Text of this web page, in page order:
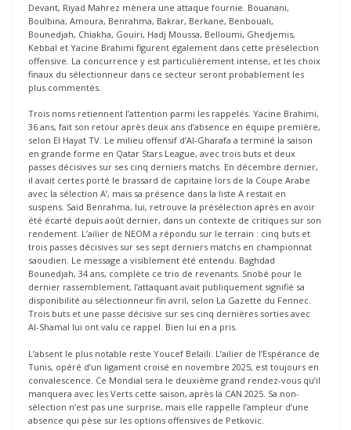
Devant, Riyad Mahrez mènera une attaque fournie. Bouanani,
Boulbina, Amoura, Benrahma, Bakrar, Berkane, Benbouali,
Bounedjah, Chiakha, Gouiri, Hadj Moussa, Belloumi, Ghedjemis,
Kebbal et Yacine Brahimi figurent également dans cette présélection
offensive. La concurrence y est particulièrement intense, et les choix
finaux du sélectionneur dans ce secteur seront probablement les
plus commentés.
Trois noms retiennent l’attention parmi les rappelés. Yacine Brahimi,
36 ans, fait son retour après deux ans d’absence en équipe première,
selon El Hayat TV. Le milieu offensif d’Al-Gharafa a terminé la saison
en grande forme en Qatar Stars League, avec trois buts et deux
passes décisives sur ses cinq derniers matchs. En décembre dernier,
il avait certes porté le brassard de capitaine lors de la Coupe Arabe
avec la sélection A’, mais sa présence dans la liste A restait en
suspens. Saïd Benrahma, lui, retrouve la présélection après en avoir
été écarté depuis août dernier, dans un contexte de critiques sur son
rendement. L’ailier de NEOM a répondu sur le terrain : cinq buts et
trois passes décisives sur ses sept derniers matchs en championnat
saoudien. Le message a visiblement été entendu. Baghdad
Bounedjah, 34 ans, complète ce trio de revenants. Snobé pour le
dernier rassemblement, l’attaquant avait publiquement signifié sa
disponibilité au sélectionneur fin avril, selon La Gazette du Fennec.
Trois buts et une passe décisive sur ses cinq dernières sorties avec
Al-Shamal lui ont valu ce rappel. Bien lui en a pris.
L’absent le plus notable reste Youcef Belaïli. L’ailier de l’Espérance de
Tunis, opéré d’un ligament croisé en novembre 2025, est toujours en
convalescence. Ce Mondial sera le deuxième grand rendez-vous qu’il
manquera avec les Verts cette saison, après la CAN 2025. Sa non-
sélection n’est pas une surprise, mais elle rappelle l’ampleur d’une
absence qui pèse sur les options offensives de Petkovic.